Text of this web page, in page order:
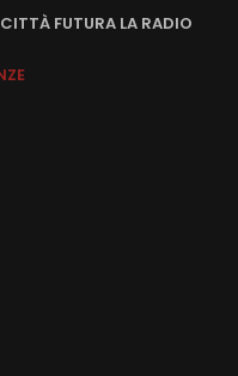
FUTURA LA RADIO